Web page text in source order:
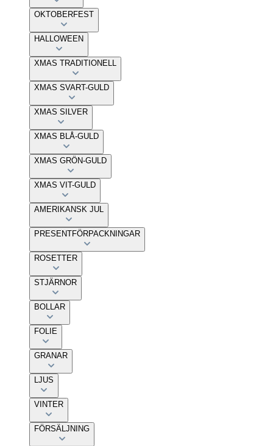
OKTOBERFEST
HALLOWEEN
XMAS TRADITIONELL
XMAS SVART-GULD
XMAS SILVER
XMAS BLÅ-GULD
XMAS GRÖN-GULD
XMAS VIT-GULD
AMERIKANSK JUL
PRESENTFÖRPACKNINGAR
ROSETTER
STJÄRNOR
BOLLAR
FOLIE
GRANAR
LJUS
VINTER
FÖRSÄLJNING